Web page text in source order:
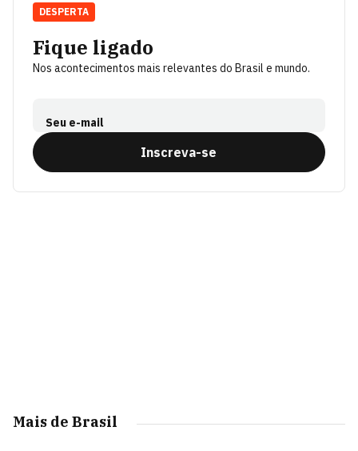
Fique ligado
Nos acontecimentos mais relevantes do Brasil e mundo.
Seu e-mail
Inscreva-se
DESPERTA
Mais de Brasil